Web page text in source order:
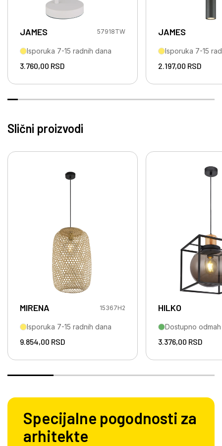
JAMES 57918TW
Isporuka 7-15 radnih dana
3.760,00 RSD
JAMES
Isporuka 7-15
2.197,00 RSD
Slični proizvodi
MIRENA 15367H2
Isporuka 7-15 radnih dana
9.854,00 RSD
HILKO
Dostupno odmah
3.376,00 RSD
Specijalne pogodnosti za
arhitekte